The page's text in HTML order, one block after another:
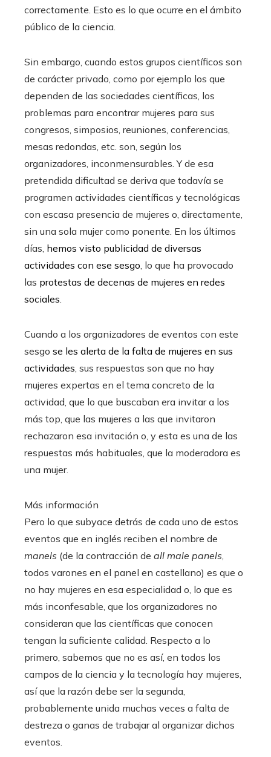
correctamente. Esto es lo que ocurre en el ámbito
público de la ciencia.
Sin embargo, cuando estos grupos científicos son
de carácter privado, como por ejemplo los que
dependen de las sociedades científicas, los
problemas para encontrar mujeres para sus
congresos, simposios, reuniones, conferencias,
mesas redondas, etc. son, según los
organizadores, inconmensurables. Y de esa
pretendida dificultad se deriva que todavía se
programen actividades científicas y tecnológicas
con escasa presencia de mujeres o, directamente,
sin una sola mujer como ponente. En los últimos
días, hemos visto publicidad de diversas
actividades con ese sesgo, lo que ha provocado
las protestas de decenas de mujeres en redes
sociales.
Cuando a los organizadores de eventos con este
sesgo se les alerta de la falta de mujeres en sus
actividades, sus respuestas son que no hay
mujeres expertas en el tema concreto de la
actividad, que lo que buscaban era invitar a los
más top, que las mujeres a las que invitaron
rechazaron esa invitación o, y esta es una de las
respuestas más habituales, que la moderadora es
una mujer.
Más información
Pero lo que subyace detrás de cada uno de estos
eventos que en inglés reciben el nombre de
manels (de la contracción de all male panels,
todos varones en el panel en castellano) es que o
no hay mujeres en esa especialidad o, lo que es
más inconfesable, que los organizadores no
consideran que las científicas que conocen
tengan la suficiente calidad. Respecto a lo
primero, sabemos que no es así, en todos los
campos de la ciencia y la tecnología hay mujeres,
así que la razón debe ser la segunda,
probablemente unida muchas veces a falta de
destreza o ganas de trabajar al organizar dichos
eventos.